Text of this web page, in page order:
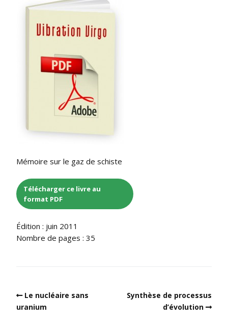
Mémoire sur le gaz de schiste
Télécharger ce livre au
format PDF
Édition : juin 2011
Nombre de pages : 35
Le nucléaire sans
uranium
Synthèse de processus
d’évolution